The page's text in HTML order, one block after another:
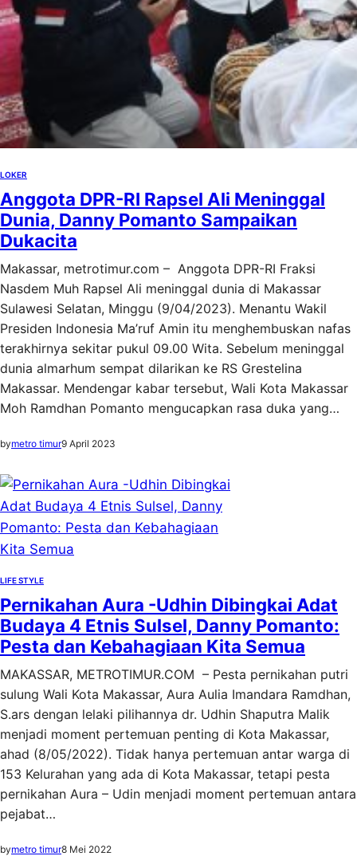
LOKER
Anggota DPR-RI Rapsel Ali Meninggal
Dunia, Danny Pomanto Sampaikan
Dukacita
Makassar, metrotimur.com – Anggota DPR-RI Fraksi
Nasdem Muh Rapsel Ali meninggal dunia di Makassar
Sulawesi Selatan, Minggu (9/04/2023). Menantu Wakil
Presiden Indonesia Ma’ruf Amin itu menghembuskan nafas
terakhirnya sekitar pukul 09.00 Wita. Sebelum meninggal
dunia almarhum sempat dilarikan ke RS Grestelina
Makassar. Mendengar kabar tersebut, Wali Kota Makassar
Moh Ramdhan Pomanto mengucapkan rasa duka yang…
bymetro timur9 April 2023
LIFE STYLE
Pernikahan Aura -Udhin Dibingkai Adat
Budaya 4 Etnis Sulsel, Danny Pomanto:
Pesta dan Kebahagiaan Kita Semua
MAKASSAR, METROTIMUR.COM – Pesta pernikahan putri
sulung Wali Kota Makassar, Aura Aulia Imandara Ramdhan,
S.ars dengan lelaki pilihannya dr. Udhin Shaputra Malik
menjadi moment pertemuan penting di Kota Makassar,
ahad (8/05/2022). Tidak hanya pertemuan antar warga di
153 Kelurahan yang ada di Kota Makassar, tetapi pesta
pernikahan Aura – Udin menjadi moment pertemuan antara
pejabat…
bymetro timur8 Mei 2022